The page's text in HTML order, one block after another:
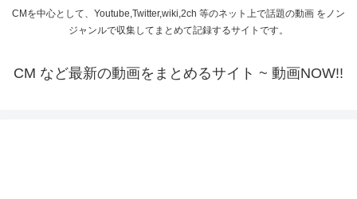
CMを中心として、Youtube,Twitter,wiki,2ch 等のネット上で話題の動画 をノン
ジャンルで収集してまとめて記録するサイトです。
CM など最新の動画をまとめるサイト ~ 動画NOW!!